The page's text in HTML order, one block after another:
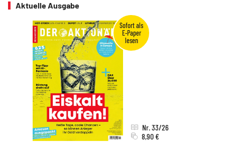
Aktuelle Ausgabe
Nr. 33/26
8,90 €